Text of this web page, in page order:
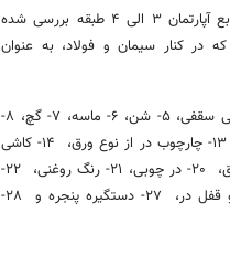
در این گزارش، تأثیر نهاده‌های اصلی در ساخت مسکن با مقیاس یک متر مربع آپارتمان ۳ الی ۴ طبقه بررسی شده
در کنار سیمان و فولاد، به عنوان
این مصالح عبارتند از: ۱- سیمان، ۲- آجر، ۳- آجر سفالی مجوف، ۴- بلوک سفالی سقفی، ۵- شن، ۶- ماسه، ۷- گچ، ۸-
میلگرد، ۹-تیر آهن، ۱۰- ورق آهنی، ۱۱- نبشی آهنی، ۱۲- پروفیل در و پنجره، ۱۳- چارچوب در از نوع ورق، ۱۴- کاشی
دیوار، ۱۵- سرامیک کف، ۱۶- موزاییک سیمانی، ۱۷- شیشه، ۱۸-قیر، ۱۹- عایق، ۲۰- در چوبی، ۲۱- رنگ روغنی، ۲۲-
رنگ پلاستیک، ۲۳- ضدزنگ، ۲۴- رابیتس، ۲۵- لولای آهنی، ۲۶- دستگیره و قفل در، ۲۷- دستگیره پنجره و ۲۸-